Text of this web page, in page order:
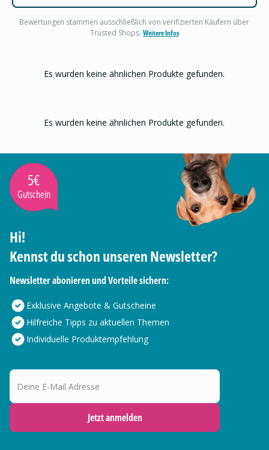
Bewertungen stammen ausschließlich von verifizierten Käufern über
Trusted Shops. Weitere Infos
Es wurden keine ähnlichen Produkte gefunden.
Es wurden keine ähnlichen Produkte gefunden.
5€
Gutschein
Hi!
Kennst du schon unseren Newsletter?
Newsletter abonieren und Vorteile sichern:
Exklusive Angebote & Gutscheine
Hilfreiche Tipps zu aktuellen Themen
Individuelle Produktempfehlung
Deine E-Mail Adresse
Jetzt anmelden